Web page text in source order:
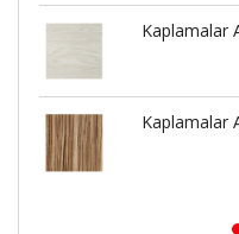
Kaplamalar
Kaplamalar